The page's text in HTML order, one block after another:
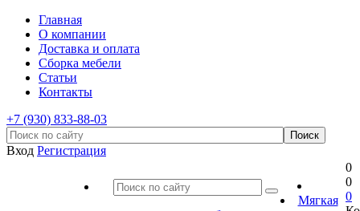
Главная
О компании
Доставка и оплата
Сборка мебели
Статьи
Контакты
+7 (930) 833-88-03
Вход Регистрация
Мягкая
0
0
0